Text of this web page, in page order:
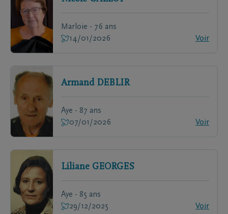
Marloie - 76 ans
14/01/2026
Voir
Armand DEBLIR
Aye - 87 ans
07/01/2026
Voir
Liliane GEORGES
Aye - 85 ans
29/12/2025
Voir